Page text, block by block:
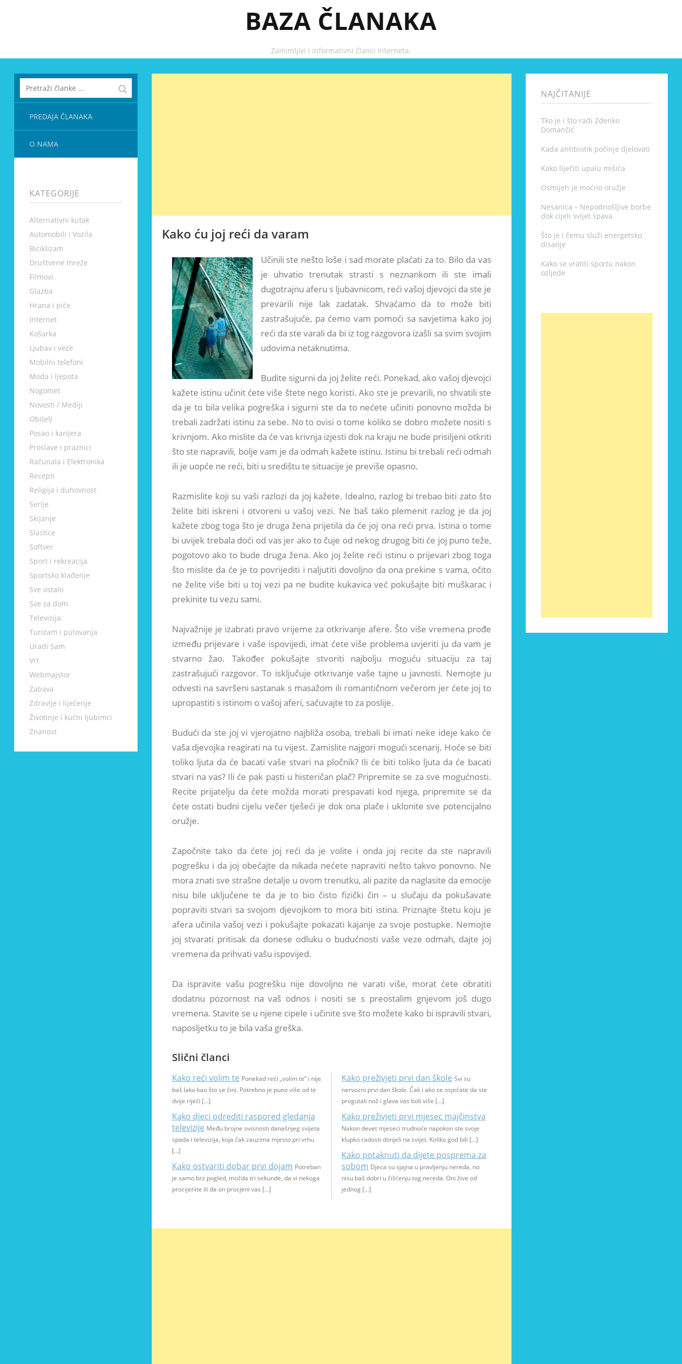
BAZA ČLANAKA
Zainimljivi i informativni članci Interneta.
PREDAJA ČLANAKA
O NAMA
KATEGORIJE
Alternativni kutak
Automobili i Vozila
Biciklizam
Društvene mreže
Filmovi
Glazba
Hrana i piće
Internet
Košarka
Ljubav i veze
Mobilni telefoni
Moda i ljepota
Nogomet
Novosti / Mediji
Obitelj
Posao i karijera
Proslave i praznici
Računala i Elektronika
Recepti
Religija i duhovnost
Serije
Skijanje
Slastice
Softver
Sport i rekreacija
Sportsko klađenje
Sve ostalo
Sve za dom
Televizija
Turizam i putovanja
Uradi Sam
Vrt
Webmajstor
Zabava
Zdravlje i liječenje
Životinje i kućni ljubimci
Znanost
Kako ću joj reći da varam
Učinili ste nešto loše i sad morate plaćati za to. Bilo da vas
je uhvatio trenutak strasti s neznankom ili ste imali
dugotrajnu aferu s ljubavnicom, reći vašoj djevojci da ste je
prevarili nije lak zadatak. Shvaćamo da to može biti
zastrašujuće, pa ćemo vam pomoći sa savjetima kako joj
reći da ste varali da bi iz tog razgovora izašli sa svim svojim
udovima netaknutima.
Budite sigurni da joj želite reći. Ponekad, ako vašoj djevojci
kažete istinu učinit ćete više štete nego koristi. Ako ste je prevarili, no shvatili ste
da je to bila velika pogreška i sigurni ste da to nećete učiniti ponovno možda bi
trebali zadržati istinu za sebe. No to ovisi o tome koliko se dobro možete nositi s
krivnjom. Ako mislite da će vas krivnja izjesti dok na kraju ne bude prisiljeni otkriti
što ste napravili, bolje vam je da odmah kažete istinu. Istinu bi trebali reći odmah
ili je uopće ne reći, biti u središtu te situacije je previše opasno.
Razmislite koji su vaši razlozi da joj kažete. Idealno, razlog bi trebao biti zato što
želite biti iskreni i otvoreni u vašoj vezi. Ne baš tako plemenit razlog je da joj
kažete zbog toga što je druga žena prijetila da će joj ona reći prva. Istina o tome
bi uvijek trebala doći od vas jer ako to čuje od nekog drugog biti će joj puno teže,
pogotovo ako to bude druga žena. Ako joj želite reći istinu o prijevari zbog toga
što mislite da će je to povrijediti i naljutiti dovoljno da ona prekine s vama, očito
ne želite više biti u toj vezi pa ne budite kukavica već pokušajte biti muškarac i
prekinite tu vezu sami.
Najvažnije je izabrati pravo vrijeme za otkrivanje afere. Što više vremena prođe
između prijevare i vaše ispovijedi, imat ćete više problema uvjeriti ju da vam je
stvarno žao. Također pokušajte stvoriti najbolju moguću situaciju za taj
zastrašujući razgovor. To isključuje otkrivanje vaše tajne u javnosti. Nemojte ju
odvesti na savršeni sastanak s masažom ili romantičnom večerom jer ćete joj to
upropastiti s istinom o vašoj aferi, sačuvajte to za poslije.
Budući da ste joj vi vjerojatno najbliža osoba, trebali bi imati neke ideje kako će
vaša djevojka reagirati na tu vijest. Zamislite najgori mogući scenarij. Hoće se biti
toliko ljuta da će bacati vaše stvari na pločnik? Ili će biti toliko ljuta da će bacati
stvari na vas? Ili će pak pasti u histeričan plač? Pripremite se za sve mogućnosti.
Recite prijatelju da ćete možda morati prespavati kod njega, pripremite se da
ćete ostati budni cijelu večer tješeći je dok ona plače i uklonite sve potencijalno
oružje.
Započnite tako da ćete joj reći da je volite i onda joj recite da ste napravili
pogrešku i da joj obećajte da nikada nećete napraviti nešto takvo ponovno. Ne
mora znati sve strašne detalje u ovom trenutku, ali pazite da naglasite da emocije
nisu bile uključene te da je to bio čisto fizički čin – u slučaju da pokušavate
popraviti stvari sa svojom djevojkom to mora biti istina. Priznajte štetu koju je
afera učinila vašoj vezi i pokušajte pokazati kajanje za svoje postupke. Nemojte
joj stvarati pritisak da donese odluku o budućnosti vaše veze odmah, dajte joj
vremena da prihvati vašu ispovijed.
Da ispravite vašu pogrešku nije dovoljno ne varati više, morat ćete obratiti
dodatnu pozornost na vaš odnos i nositi se s preostalim gnjevom još dugo
vremena. Stavite se u njene cipele i učinite sve što možete kako bi ispravili stvari,
naposljetku to je bila vaša greška.
Slični članci
Kako reći volim te Ponekad reći „volim te“ i nije
baš lako kao što se čini. Potrebno je puno više od te
dvije riječi […]
Kako djeci odrediti raspored gledanja
televizije Među brojne ovisnosti današnjeg svijeta
spada i televizija, koja čak zauzima mjesto pri vrhu
[…]
Kako ostvariti dobar prvi dojam Potreban
je samo brz pogled, možda tri sekunde, da vi nekoga
procijenite ili da on procjeni vas […]
Kako preživjeti prvi dan škole Svi su
nervozni prvi dan škole. Čak i ako se osjećate da ste
progutali nož i glava vas boli više […]
Kako preživjeti prvi mjesec majčinstva
Nakon devet mjeseci trudnoće napokon ste svoje
klupko radosti donjeli na svijet. Koliko god bili […]
Kako potaknuti da dijete posprema za
sobom Djeca su sjajna u pravljenju nereda, no
nisu baš dobri u čišćenju tog nereda. Oni žive od
jednog […]
NAJČITANIJE
Tko je i što radi Zdenko
Domančić
Kada antibiotik počinje djelovati
Kako liječiti upalu mišića
Osmijeh je moćno oružje
Nesanica – Nepodnošljive borbe
dok cijeli svijet spava
Što je i čemu služi energetsko
disanje
Kako se vratiti sportu nakon
ozljede